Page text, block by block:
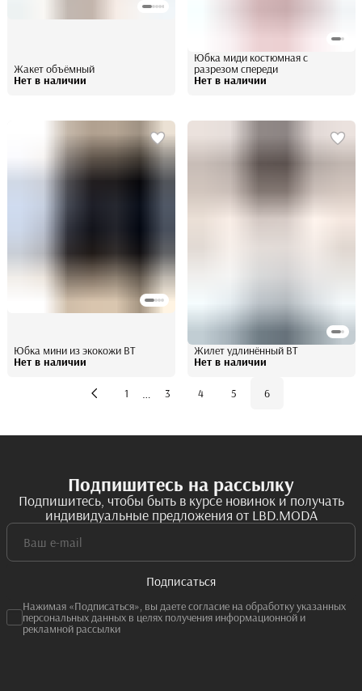
Нет в наличии
Жакет объёмный
Нет в наличии
Юбка миди костюмная с
разрезом спереди
Нет в наличии
Юбка мини из экокожи BT
Нет в наличии
Жилет удлинённый BT
1 … 3 4 5 6
Подпишитесь на рассылку
Подпишитесь, чтобы быть в курсе новинок и получать
индивидуальные предложения от LBD.MODA
Подписаться
Нажимая «Подписаться», вы даете согласие на обработку указанных
персональных данных в целях получения информационной и
рекламной рассылки